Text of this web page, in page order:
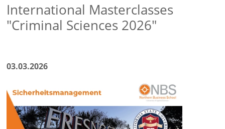
International Masterclasses
"Criminal Sciences 2026"
03.03.2026